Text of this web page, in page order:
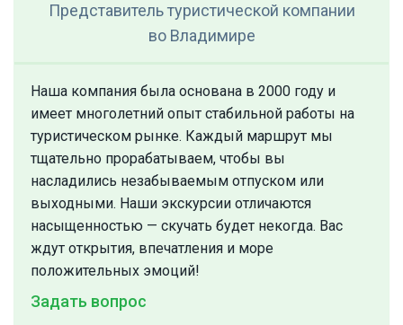
Представитель туристической компании
во Владимире
Наша компания была основана в 2000 году и
имеет многолетний опыт стабильной работы на
туристическом рынке. Каждый маршрут мы
тщательно прорабатываем, чтобы вы
насладились незабываемым отпуском или
выходными. Наши экскурсии отличаются
насыщенностью — скучать будет некогда. Вас
ждут открытия, впечатления и море
положительных эмоций!
Задать вопрос